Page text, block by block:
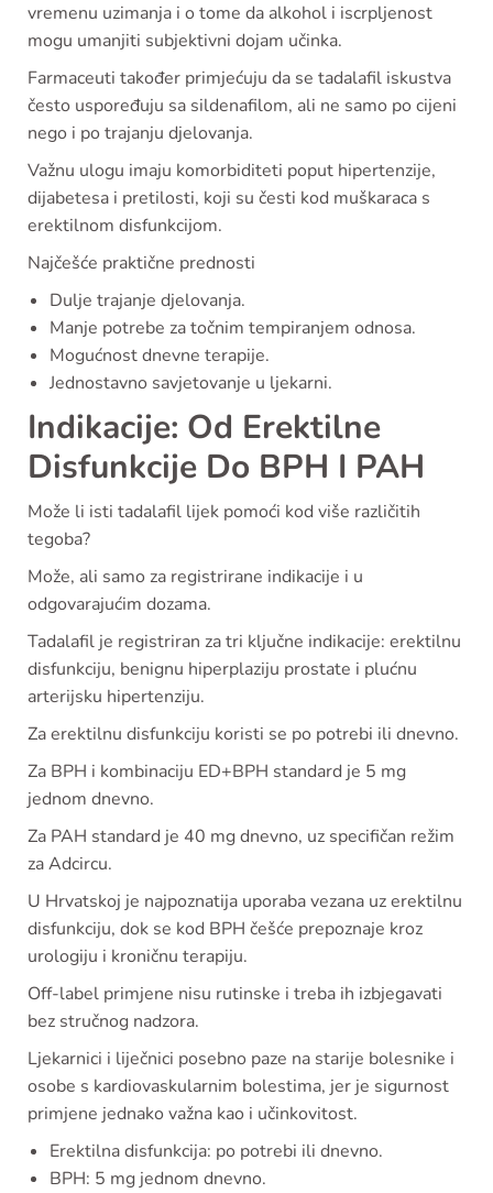
vremenu uzimanja i o tome da alkohol i iscrpljenost
mogu umanjiti subjektivni dojam učinka.
Farmaceuti također primjećuju da se tadalafil iskustva
često uspoređuju sa sildenafilom, ali ne samo po cijeni
nego i po trajanju djelovanja.
Važnu ulogu imaju komorbiditeti poput hipertenzije,
dijabetesa i pretilosti, koji su česti kod muškaraca s
erektilnom disfunkcijom.
Najčešće praktične prednosti
Dulje trajanje djelovanja.
Manje potrebe za točnim tempiranjem odnosa.
Mogućnost dnevne terapije.
Jednostavno savjetovanje u ljekarni.
Indikacije: Od Erektilne
Disfunkcije Do BPH I PAH
Može li isti tadalafil lijek pomoći kod više različitih
tegoba?
Može, ali samo za registrirane indikacije i u
odgovarajućim dozama.
Tadalafil je registriran za tri ključne indikacije: erektilnu
disfunkciju, benignu hiperplaziju prostate i plućnu
arterijsku hipertenziju.
Za erektilnu disfunkciju koristi se po potrebi ili dnevno.
Za BPH i kombinaciju ED+BPH standard je 5 mg
jednom dnevno.
Za PAH standard je 40 mg dnevno, uz specifičan režim
za Adcircu.
U Hrvatskoj je najpoznatija uporaba vezana uz erektilnu
disfunkciju, dok se kod BPH češće prepoznaje kroz
urologiju i kroničnu terapiju.
Off-label primjene nisu rutinske i treba ih izbjegavati
bez stručnog nadzora.
Ljekarnici i liječnici posebno paze na starije bolesnike i
osobe s kardiovaskularnim bolestima, jer je sigurnost
primjene jednako važna kao i učinkovitost.
Erektilna disfunkcija: po potrebi ili dnevno.
BPH: 5 mg jednom dnevno.